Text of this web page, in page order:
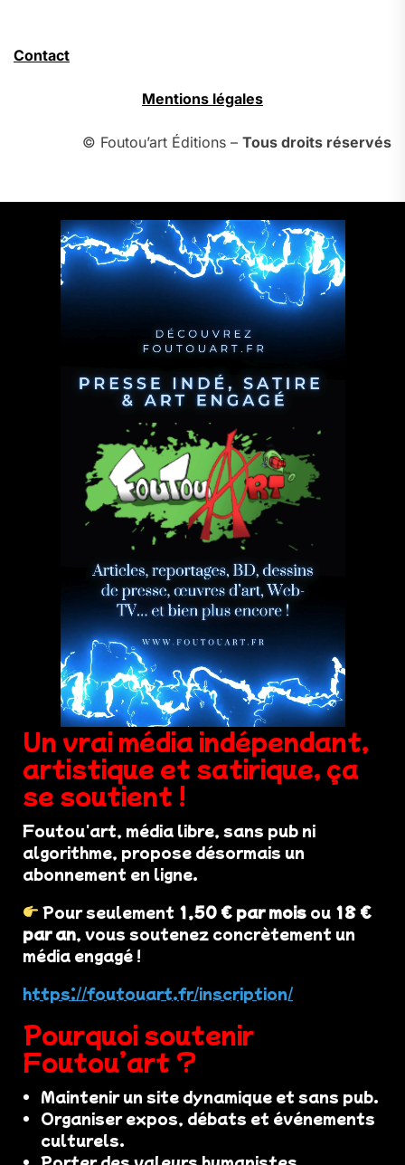
Contact
Mentions légales
© Foutou’art Éditions – Tous droits réservés
Un vrai média indépendant,
artistique et satirique, ça
se soutient !
Foutou'art, média libre, sans pub ni
algorithme, propose désormais un
abonnement en ligne.
Pour seulement 1,50 € par mois ou 18 €
par an, vous soutenez concrètement un
média engagé !
https://foutouart.fr/inscription/
Pourquoi soutenir
Foutou’art ?
Maintenir un site dynamique et sans pub.
Organiser expos, débats et événements
culturels.